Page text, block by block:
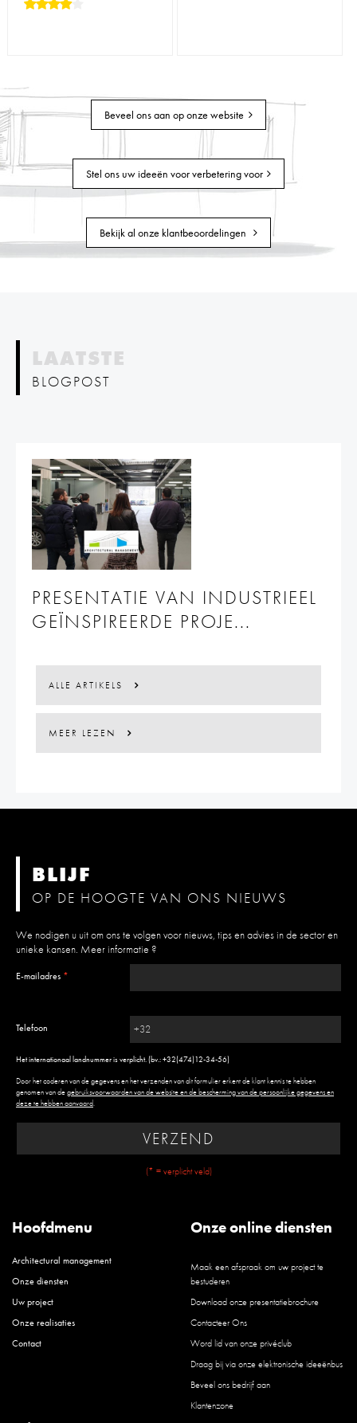
Beveel ons aan op onze website
Stel ons uw ideeën voor verbetering voor
Bekijk al onze klantbeoordelingen
LAATSTE
BLOGPOST
PRESENTATIE VAN INDUSTRIEEL
GEÏNSPIREERDE PROJE...
ALLE ARTIKELS
MEER LEZEN
BLIJF
OP DE HOOGTE VAN ONS NIEUWS
We nodigen u uit om ons te volgen voor nieuws, tips en advies in de sector en
unieke kansen. Meer informatie ?
E-mailadres *
Telefoon
Het internationaal landnummer is verplicht. (bv.: +32(474)12-34-56)
Door het coderen van de gegevens en het verzenden van dit formulier erkent de klant kennis te hebben
genomen van degebruiksvoorwaarden van de website en de bescherming van de persoonlijke gegevens en
deze te hebben aanvaard.
VERZEND
(* = verplicht veld)
Hoofdmenu
Architectural management
Onze diensten
Uw project
Onze realisaties
Contact
Onze online diensten
Maak een afspraak om uw project te
bestuderen
Download onze presentatiebrochure
Contacteer Ons
Word lid van onze privéclub
Draag bij via onze elektronische ideeënbus
Beveel ons bedrijf aan
Klantenzone